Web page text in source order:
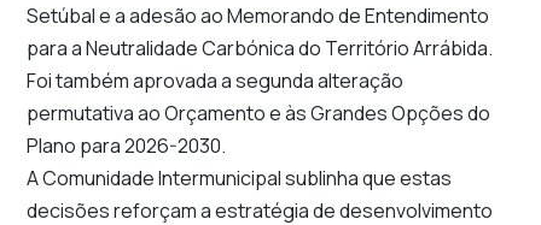
Setúbal e a adesão ao Memorando de Entendimento
para a Neutralidade Carbónica do Território Arrábida.
Foi também aprovada a segunda alteração
permutativa ao Orçamento e às Grandes Opções do
Plano para 2026-2030.
A Comunidade Intermunicipal sublinha que estas
decisões reforçam a estratégia de desenvolvimento